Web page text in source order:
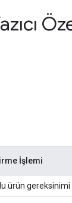
İşlemi
ürün gereksinimi